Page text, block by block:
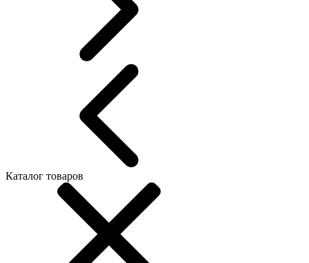
Каталог товаров